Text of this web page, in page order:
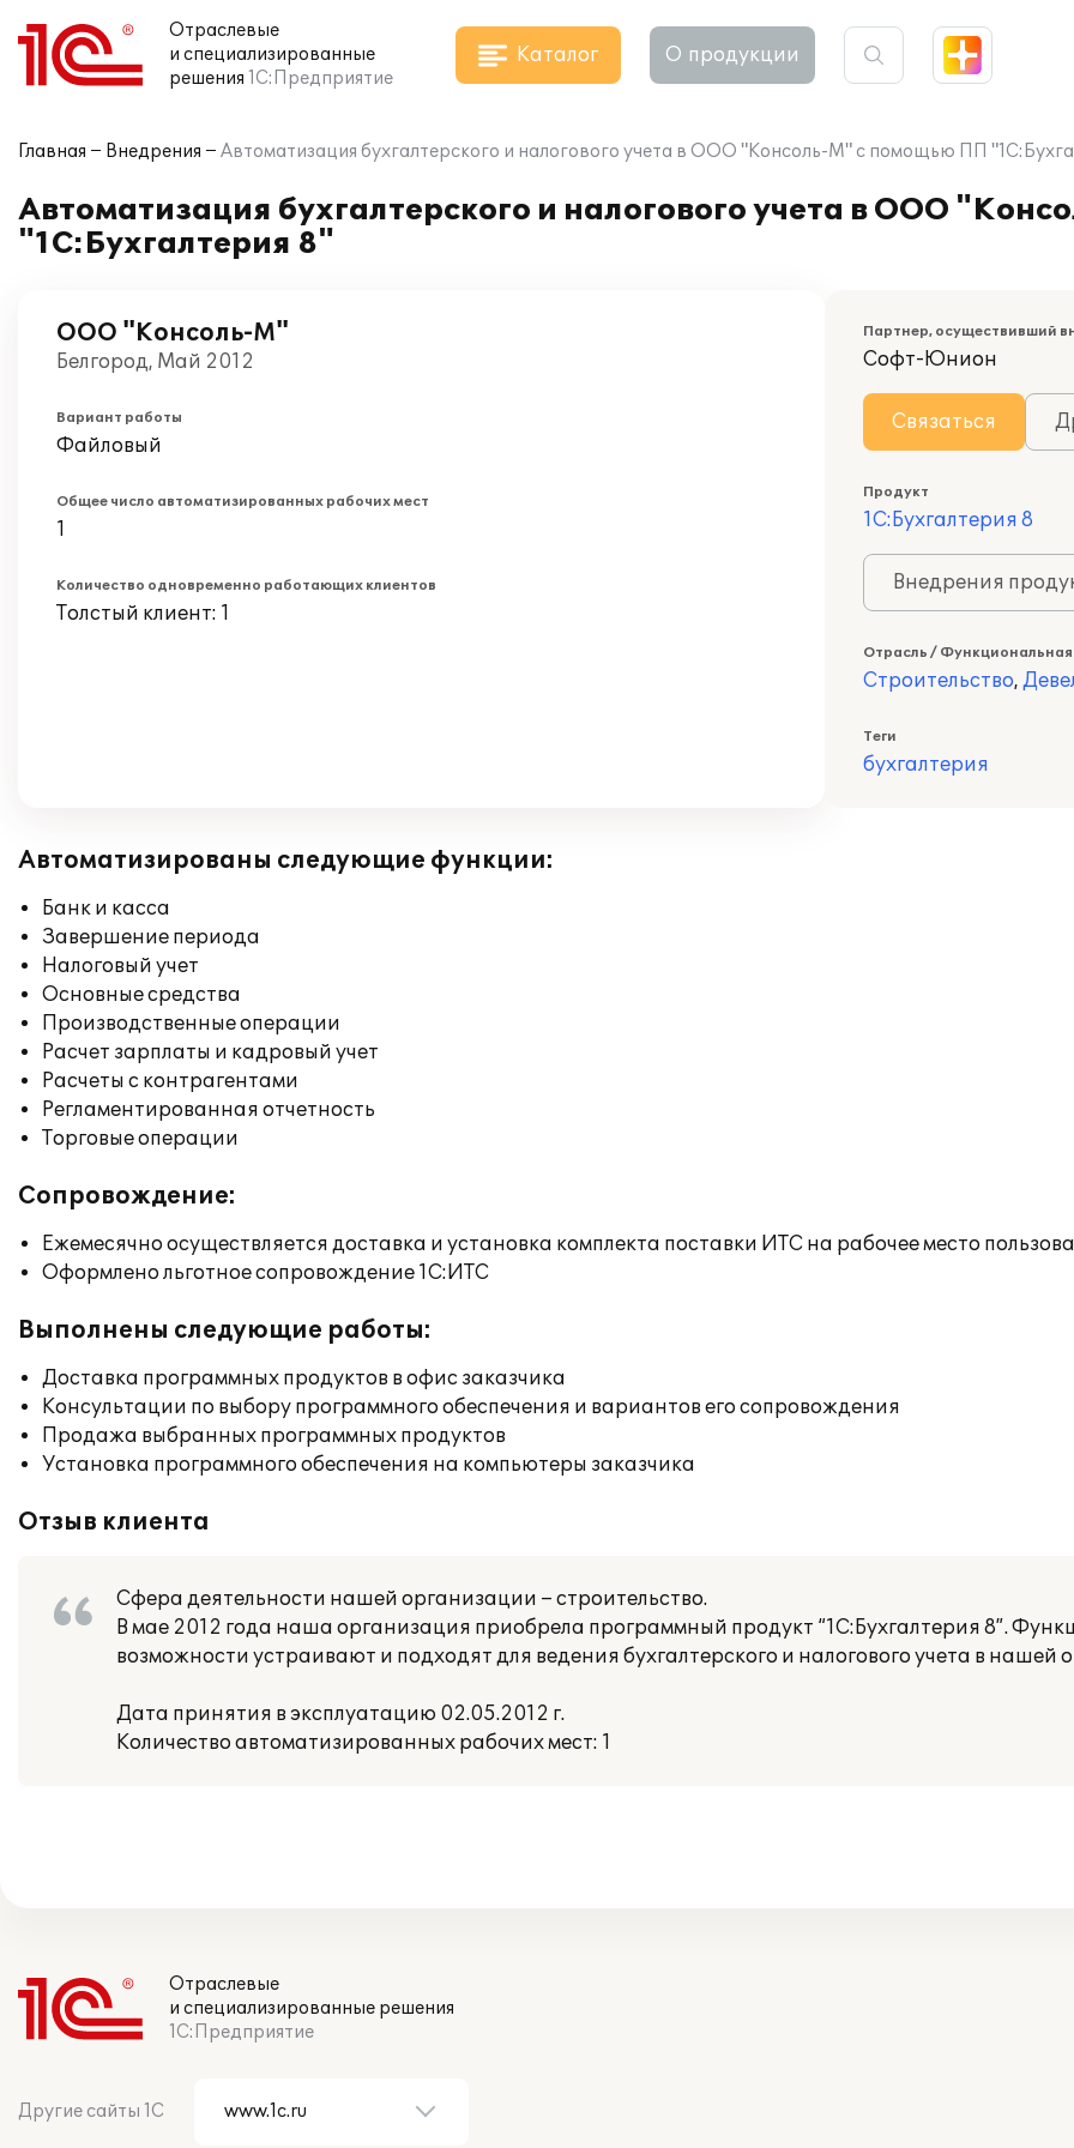
Отраслевые
и специализированные
решения 1С:Предприятие
Каталог О продукции
Главная Внедрения Автоматизация бухгалтерского и налогового учета в ООО "Консоль-М" с помощью ПП
Автоматизация бухгалтерского и налогового учета в ООО
"1С:Бухгалтерия 8"
ООО "Консоль-М"
Белгород, Май 2012
Вариант работы
Файловый
Общее число автоматизированных рабочих мест
1
Количество одновременно работающих клиентов
Толстый клиент: 1
Партнер, осуществивший
Софт-Юнион
Связаться
Продукт
1С:Бухгалтерия 8
Внедрения
Отрасль / Функциональная
Строительство,
Теги
бухгалтерия
Автоматизированы следующие функции:
Банк и касса
Завершение периода
Налоговый учет
Основные средства
Производственные операции
Расчет зарплаты и кадровый учет
Расчеты с контрагентами
Регламентированная отчетность
Торговые операции
Сопровождение:
Ежемесячно осуществляется доставка и установка комплекта поставки ИТС на рабочее место
Оформлено льготное сопровождение 1С:ИТС
Выполнены следующие работы:
Доставка программных продуктов в офис заказчика
Консультации по выбору программного обеспечения и вариантов его сопровождения
Продажа выбранных программных продуктов
Установка программного обеспечения на компьютеры заказчика
Отзыв клиента
Сфера деятельности нашей организации – строительство.
В мае 2012 года наша организация приобрела программный продукт “1С:Бухгалтерия 8”.
возможности устраивают и подходят для ведения бухгалтерского и налогового учета в нашей
Дата принятия в эксплуатацию 02.05.2012 г.
Количество автоматизированных рабочих мест: 1
Отраслевые
и специализированные решения
1С:Предприятие
Другие сайты 1С